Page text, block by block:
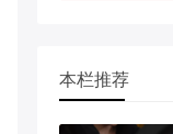
本栏推荐